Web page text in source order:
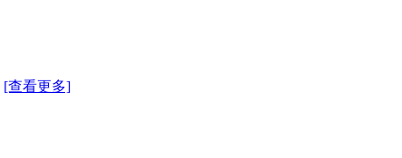
[查看更多]